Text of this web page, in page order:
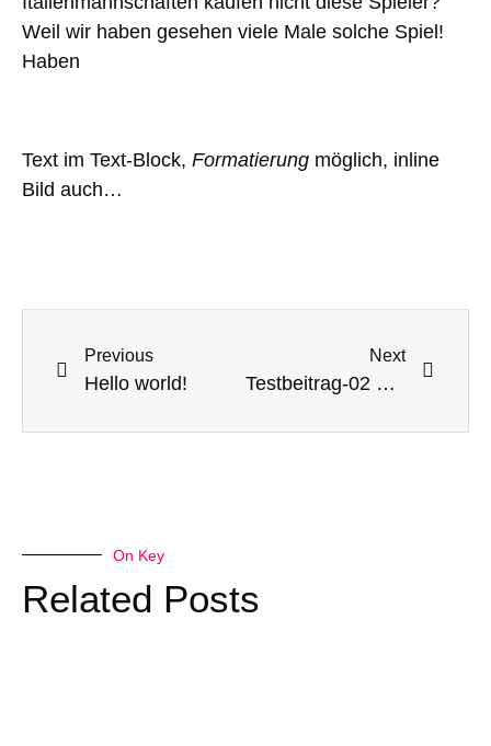
Weil wir haben gesehen viele Male solche Spiel!
Haben
Text im Text-Block, Formatierung möglich, inline
Bild auch…
Previous
Hello world!
Next
Testbeitrag-02 Elementor
On Key
Related Posts